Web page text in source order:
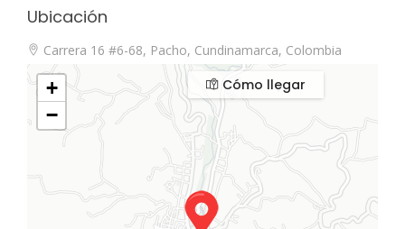
Ubicación
Carrera 16 #6-68, Pacho, Cundinamarca, Colombia
+
−
Cómo llegar